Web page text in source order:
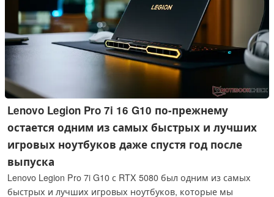
Lenovo Legion Pro 7i 16 G10 по-прежнему
остается одним из самых быстрых и лучших
игровых ноутбуков даже спустя год после
выпуска
Lenovo Legion Pro 7i G10 с RTX 5080 был одним из самых
быстрых и лучших игровых ноутбуков, которые мы